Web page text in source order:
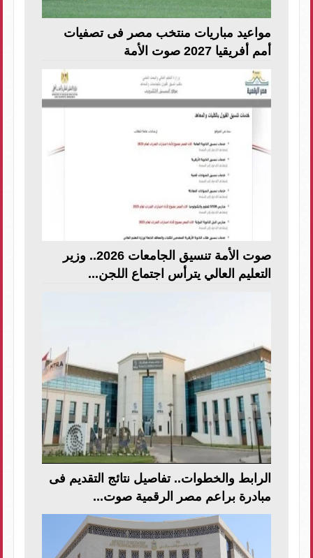
مواعيد مباريات منتخب مصر فى تصفيات
أمم أفريقيا 2027 صوت الأمة
صوت الأمة تنسيق الجامعات 2026.. وزير
التعليم العالي يترأس اجتماع اللجن...
الرابط والخطوات.. تفاصيل نتائج التقديم فى
مبادرة براعم مصر الرقمية صوت...